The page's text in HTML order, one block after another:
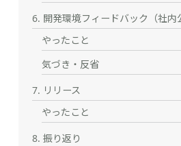
6. 開発環境フィードバック（社内
やったこと
気づき・反省
7. リリース
やったこと
8. 振り返り